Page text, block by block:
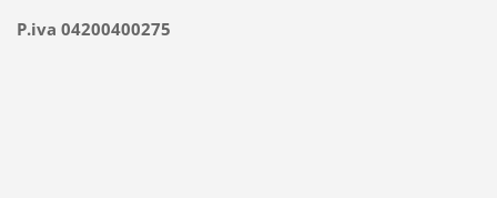
P.iva 04200400275